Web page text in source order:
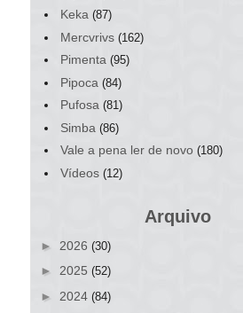
Keka (87)
Mercvrivs (162)
Pimenta (95)
Pipoca (84)
Pufosa (81)
Simba (86)
Vale a pena ler de novo (180)
Vídeos (12)
Arquivo
► 2026 (30)
► 2025 (52)
► 2024 (84)